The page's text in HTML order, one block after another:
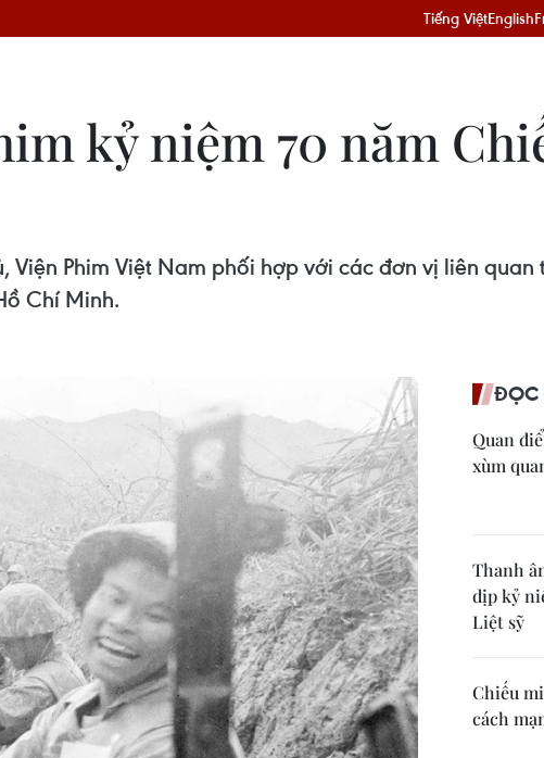
Tiếng ViệtEnglish
kỷ niệm 70 năm
Viện Phim Việt Nam phối hợp với các đơn vị liên
Chí Minh.
ĐỌC
Quan
xùm
Thanh
dịp kỷ
Liệt sỹ
Chiếu
cách